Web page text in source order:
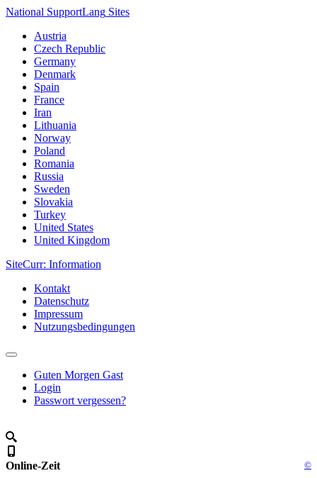
National SupportLang Sites
Austria
Czech Republic
Germany
Denmark
Spain
France
Iran
Lithuania
Norway
Poland
Romania
Russia
Sweden
Slovakia
Turkey
United States
United Kingdom
SiteCurr: Information
Kontakt
Datenschutz
Impressum
Nutzungsbedingungen
Guten Morgen Gast
Login
Passwort vergessen?
Online-Zeit ©